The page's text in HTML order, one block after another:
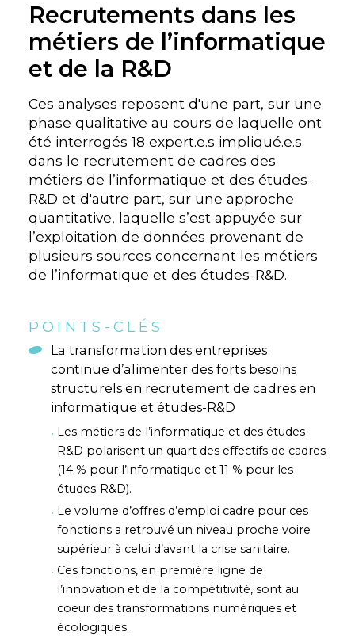
Recrutements dans les
métiers de l’informatique
et de la R&D
Ces analyses reposent d'une part, sur une
phase qualitative au cours de laquelle ont
été interrogés 18 expert.e.s impliqué.e.s
dans le recrutement de cadres des
métiers de l’informatique et des études-
R&D et d'autre part, sur une approche
quantitative, laquelle s’est appuyée sur
l’exploitation de données provenant de
plusieurs sources concernant les métiers
de l’informatique et des études-R&D.
POINTS-CLÉS
La transformation des entreprises
continue d’alimenter des forts besoins
structurels en recrutement de cadres en
informatique et études-R&D
Les métiers de l’informatique et des études-
R&D polarisent un quart des effectifs de cadres
(14 % pour l’informatique et 11 % pour les
études-R&D).
Le volume d’offres d’emploi cadre pour ces
fonctions a retrouvé un niveau proche voire
supérieur à celui d’avant la crise sanitaire.
Ces fonctions, en première ligne de
l’innovation et de la compétitivité, sont au
coeur des transformations numériques et
écologiques.